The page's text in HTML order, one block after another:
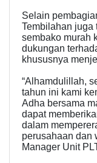
Selain
Tembilahan juga
sembako murah
dukungan
khususnya
“Alhamdulillah,
tahun ini kami
Adha bersama
dapat
dalam
perusahaan dan
Manager Unit